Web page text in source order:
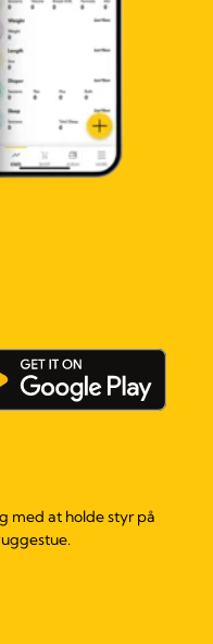
med at holde styr på